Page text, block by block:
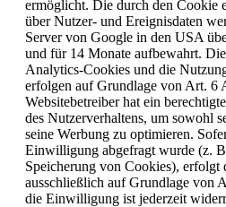
ermöglicht. Die durch den Cookie
über Nutzer- und Ereignisdaten
Server von Google in den USA
und für 14 Monate aufbewahrt.
Analytics-Cookies und die
erfolgen auf Grundlage von Art.
Websitebetreiber hat ein
des Nutzerverhaltens, um sowohl
seine Werbung zu optimieren.
Einwilligung abgefragt wurde (z.
Speicherung von Cookies), erfolgt
ausschließlich auf Grundlage von
die Einwilligung ist jederzeit